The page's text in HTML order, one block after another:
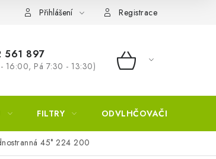
Přihlášení Registrace
561 897
16:00, Pá 7:30 - 13:30) NÁKUPNÍ
FILTRY ODVLHČOVAČE
45° 224 200